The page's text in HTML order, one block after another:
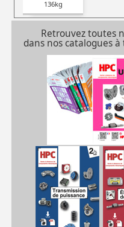
136kg
Retrouvez toutes
dans nos catalogues à